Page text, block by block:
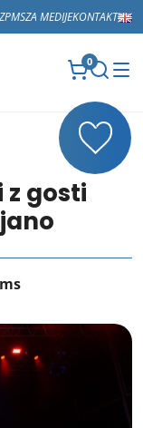
ZA MEDIJEKONTAKT
0
z gosti